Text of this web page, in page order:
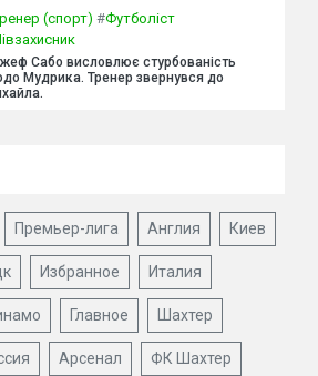
(спорт) #Футболіст
Сабо висловлює стурбованість
Мудрика. Тренер звернувся до
Премьер-лига Англия Киев
Избранное Италия
Главное Шахтер
Арсенал ФК Шахтер